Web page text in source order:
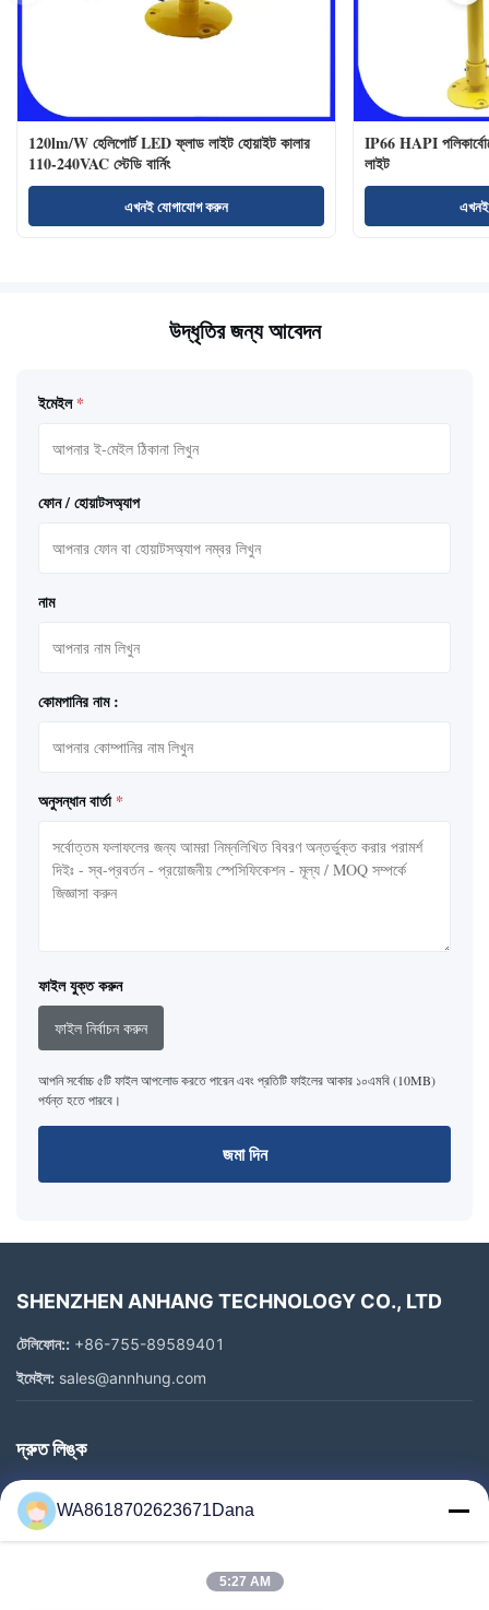
120lm/W হেলিপোর্ট LED ফ্লাড লাইট হোয়াইট কালার
110-240VAC স্টেডি বার্নিং
এখনই যোগাযোগ করুন
IP66 HAPI
লাইট
উদ্ধৃতির জন্য আবেদন
ইমেইল *
ফোন / হোয়াটসঅ্যাপ
নাম
কোমপানির নাম :
অনুসন্ধান বার্তা *
ফাইল যুক্ত করুন
ফাইল নির্বাচন করুন
আপনি সর্বোচ্চ ৫টি ফাইল আপলোড করতে পারেন এবং প্রতিটি ফাইলের আকার ১০এমবি (10MB)
পর্যন্ত হতে পারবে।
জমা দিন
SHENZHEN ANHANG TECHNOLOGY CO., LTD
টেলিফোন:: +86-755-89589401
ইমেইল: sales@annhung.com
দ্রুত লিঙ্ক
বাড়ি
পণ্য
WA8618702623671Dana
5:27 AM